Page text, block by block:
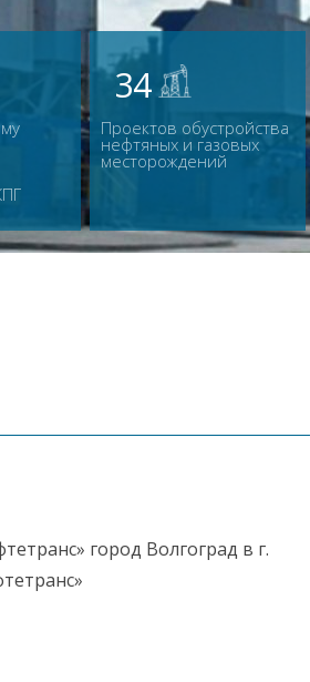
34
Проектов обустройства
нефтяных и газовых
месторождений
город Волгоград в г.